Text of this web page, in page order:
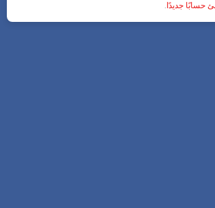
حسابًا جديدًا .